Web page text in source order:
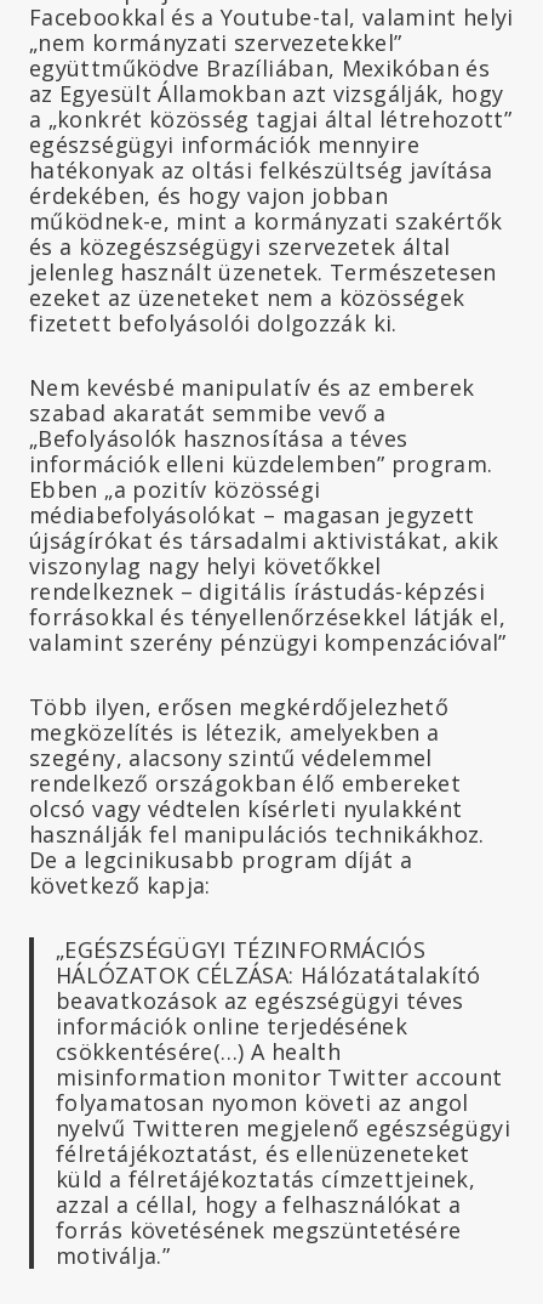
Facebookkal és a Youtube-tal, valamint helyi
„nem kormányzati szervezetekkel”
együttműködve Brazíliában, Mexikóban és
az Egyesült Államokban azt vizsgálják, hogy
a „konkrét közösség tagjai által létrehozott”
egészségügyi információk mennyire
hatékonyak az oltási felkészültség javítása
érdekében, és hogy vajon jobban
működnek-e, mint a kormányzati szakértők
és a közegészségügyi szervezetek által
jelenleg használt üzenetek. Természetesen
ezeket az üzeneteket nem a közösségek
fizetett befolyásolói dolgozzák ki.
Nem kevésbé manipulatív és az emberek
szabad akaratát semmibe vevő a
„Befolyásolók hasznosítása a téves
információk elleni küzdelemben” program.
Ebben „a pozitív közösségi
médiabefolyásolókat – magasan jegyzett
újságírókat és társadalmi aktivistákat, akik
viszonylag nagy helyi követőkkel
rendelkeznek – digitális írástudás-képzési
forrásokkal és tényellenőrzésekkel látják el,
valamint szerény pénzügyi kompenzációval”
Több ilyen, erősen megkérdőjelezhető
megközelítés is létezik, amelyekben a
szegény, alacsony szintű védelemmel
rendelkező országokban élő embereket
olcsó vagy védtelen kísérleti nyulakként
használják fel manipulációs technikákhoz.
De a legcinikusabb program díját a
következő kapja:
„EGÉSZSÉGÜGYI TÉZINFORMÁCIÓS
HÁLÓZATOK CÉLZÁSA: Hálózatátalakító
beavatkozások az egészségügyi téves
információk online terjedésének
csökkentésére(…) A health
misinformation monitor Twitter account
folyamatosan nyomon követi az angol
nyelvű Twitteren megjelenő egészségügyi
félretájékoztatást, és ellenüzeneteket
küld a félretájékoztatás címzettjeinek,
azzal a céllal, hogy a felhasználókat a
forrás követésének megszüntetésére
motiválja.”